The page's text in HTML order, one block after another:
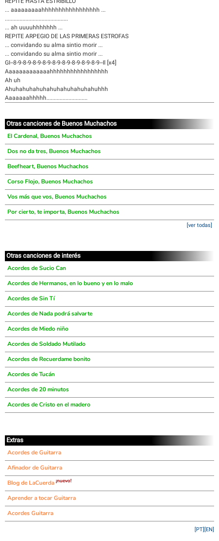
... aaaaaaaaahhhhhhhhhhhhhhhhh ...
...........................................
... ah uuuuhhhhhhh ...
REPITE ARPEGIO DE LAS PRIMERAS ESTROFAS
... convidando su alma sintio morir ...
... convidando su alma sintio morir ...
GI--8-9-8-9-8-9-8-9-8-9-8-9-8-9-8-9-8-9--Il [x4]
Aaaaaaaaaaaaahhhhhhhhhhhhhhhhh
Ah uh
Ahuhahuhahuhahuhahuhahuhahuhhh
Aaaaaaahhhhh............................
Otras canciones de Buenos Muchachos
El Cardenal, Buenos Muchachos
Dos no da tres, Buenos Muchachos
Beefheart, Buenos Muchachos
Corso Flojo, Buenos Muchachos
Vos más que vos, Buenos Muchachos
Por cierto, te importa, Buenos Muchachos
[ver todas]
Otras canciones de interés
Acordes de Sucio Can
Acordes de Hermanos, en lo bueno y en lo malo
Acordes de Sin Tí
Acordes de Nada podrá salvarte
Acordes de Miedo niño
Acordes de Soldado Mutilado
Acordes de Recuerdame bonito
Acordes de Tucán
Acordes de 20 minutos
Acordes de Cristo en el madero
Extras
Acordes de Guitarra
Afinador de Guitarra
Blog de LaCuerda ¡nuevo!
Aprender a tocar Guitarra
Acordes Guitarra
[EN]
[PT]